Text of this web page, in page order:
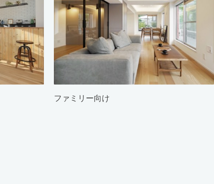
ファミリー向け